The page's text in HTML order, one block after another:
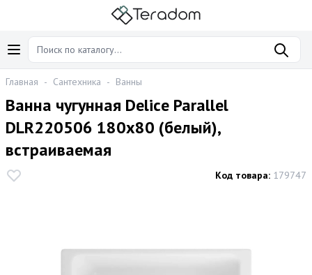
Главная - Сантехника - Ванны
Ванна чугунная Delice Parallel
DLR220506 180х80 (белый),
встраиваемая
Код товара: 179747